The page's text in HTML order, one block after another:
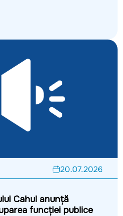
20.07.2026
Cahul anunță
funcției publice